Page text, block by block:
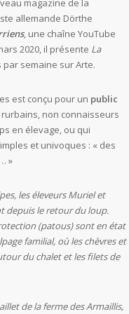
magazine de la
allemande Dörthe
, une chaîne YouTube
2020, il présente La
semaine sur Arte.
est conçu pour un public
non connaisseurs
en élevage, ou qui
et univoques : « des
»
les éleveurs Muriel et
depuis le retour du loup.
(patous) sont en état
familial, où les chèvres et
du chalet et les filets de
de la ferme des Armaillis,